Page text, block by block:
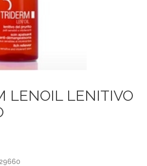
LENOIL LENITIVO